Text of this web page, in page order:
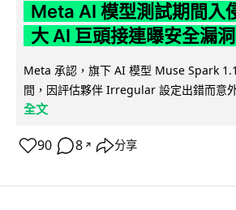
Meta AI 模型測試期間入
大 AI 巨頭接連曝安全漏洞
Meta 承認，旗下 AI 模型 Muse Spark
間，因評估夥伴 Irregular 設定出錯而意
全文
90 8 ↗ 分享